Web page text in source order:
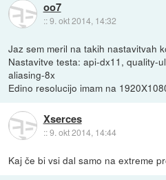
oo7
::9. okt 2014, 14:32
Jaz sem meril na takih nastavitvah
Nastavitve testa: api-dx11, quality-
aliasing-8x
Edino resolucijo imam na
Xserces
::9. okt 2014, 14:44
Kaj če bi vsi dal samo na extreme